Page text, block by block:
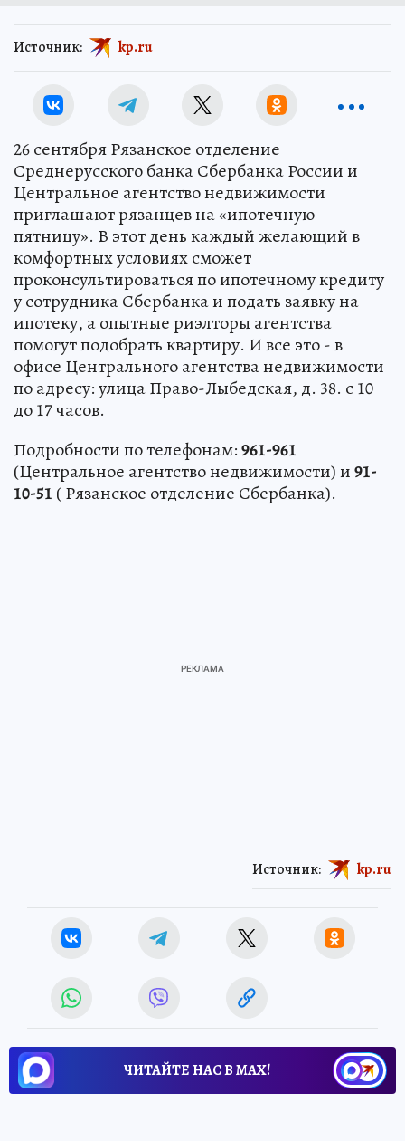
Источник: kp.ru
26 сентября Рязанское отделение
Среднерусского банка Сбербанка России и
Центральное агентство недвижимости
приглашают рязанцев на «ипотечную
пятницу». В этот день каждый желающий в
комфортных условиях сможет
проконсультироваться по ипотечному кредиту
у сотрудника Сбербанка и подать заявку на
ипотеку, а опытные риэлторы агентства
помогут подобрать квартиру. И все это - в
офисе Центрального агентства недвижимости
по адресу: улица Право-Лыбедская, д. 38. с 10
до 17 часов.
Подробности по телефонам:961-961
(Центральное агентство недвижимости) и91-
10-51 ( Рязанское отделение Сбербанка).
Источник: kp.ru
ЧИТАЙТЕ НАС В МАХ!